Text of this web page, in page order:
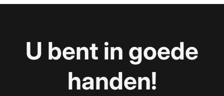
U bent in goede
handen!